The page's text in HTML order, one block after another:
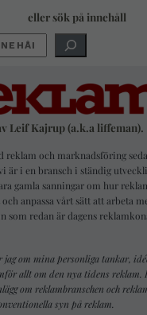
eller sök på innehåll
Leif Kajrup (a.k.a liffeman).
reklam och marknadsföring
är i en bransch i ständig
gamla sanningar om hur
anpassa vårt sätt att arbeta
som redan är dagens
jag om mina personliga tankar,
allt om den nya tidens reklam.
om reklambranschen och
syn på reklam.